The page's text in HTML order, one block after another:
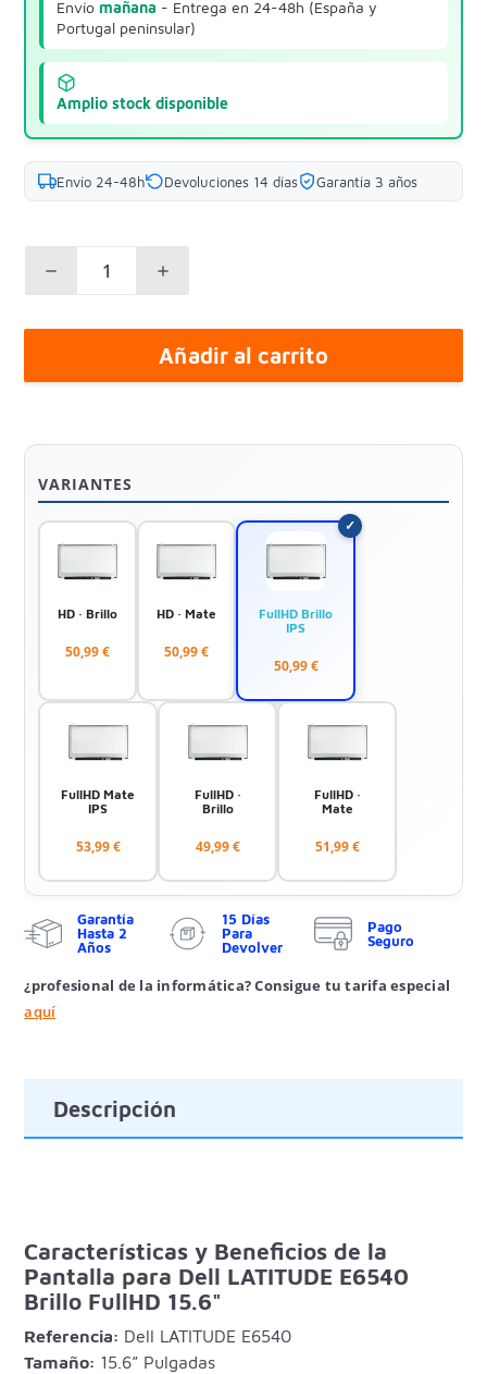
Envío mañana - Entrega en 24-48h (España y
Portugal peninsular)
Amplio stock disponible
Envío 24-48h Devoluciones 14 días Garantía 3 años
Añadir al carrito
VARIANTES
HD · Brillo
50,99 €
HD · Mate
50,99 €
FullHD Brillo
IPS
50,99 €
FullHD Mate
IPS
53,99 €
FullHD ·
Brillo
49,99 €
FullHD ·
Mate
51,99 €
Garantía
Hasta 2
Años
15 Días
Para
Devolver
Pago
Seguro
¿profesional de la informática? Consigue tu tarifa especial
aquí
Descripción
Características y Beneficios de la
Pantalla para Dell LATITUDE E6540
Brillo FullHD 15.6"
Referencia: Dell LATITUDE E6540
Tamaño: 15.6” Pulgadas